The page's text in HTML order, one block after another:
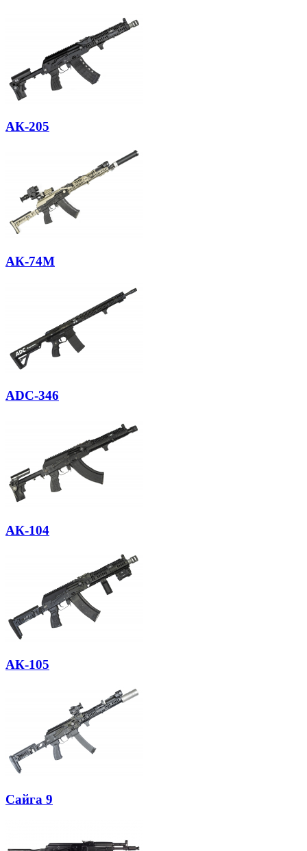
АК-205
АК-74М
ADC-346
АК-104
АК-105
Сайга 9